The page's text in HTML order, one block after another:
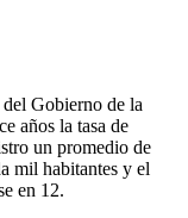
Gobierno de la
años la tasa de
un promedio de
mil habitantes y el
en 12.